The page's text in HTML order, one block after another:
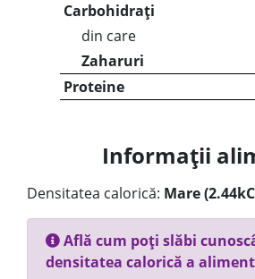
Carbohidrați
din care
Zaharuri
Proteine
Informații
Densitatea calorică: Mare
Află cum poți slăbi
densitatea calorică a